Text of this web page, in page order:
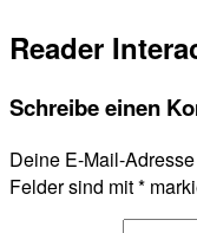
Reader
Schreibe einen
Deine E-Mail-
Felder sind mit*